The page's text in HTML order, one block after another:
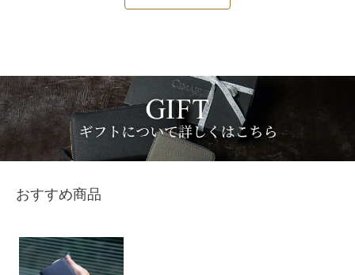
おすすめ商品